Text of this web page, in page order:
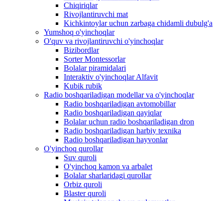
Chiqiriqlar
Rivojlantiruvchi mat
Kichkintoylar uchun zarbaga chidamli dubulg'a
Yumshoq o'yinchoqlar
O'quv va rivojlantiruvchi o'yinchoqlar
Bizibordlar
Sorter Montessorlar
Bolalar piramidalari
Interaktiv o'yinchoqlar Alfavit
Kubik rubik
Radio boshqariladigan modellar va o'yinchoqlar
Radio boshqariladigan avtomobillar
Radio boshqariladigan qayiqlar
Bolalar uchun radio boshqariladigan dron
Radio boshqariladigan harbiy texnika
Radio boshqariladigan hayvonlar
O'yinchoq qurollar
Suv quroli
O'yinchoq kamon va arbalet
Bolalar sharlaridagi qurollar
Orbiz quroli
Blaster quroli